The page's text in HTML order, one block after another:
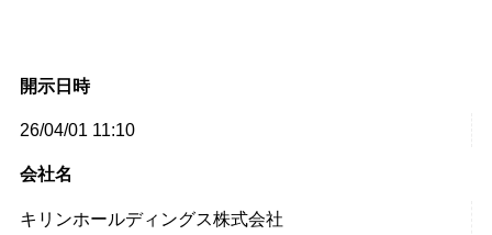
開示日時
26/04/01 11:10
会社名
キリンホールディングス株式会社